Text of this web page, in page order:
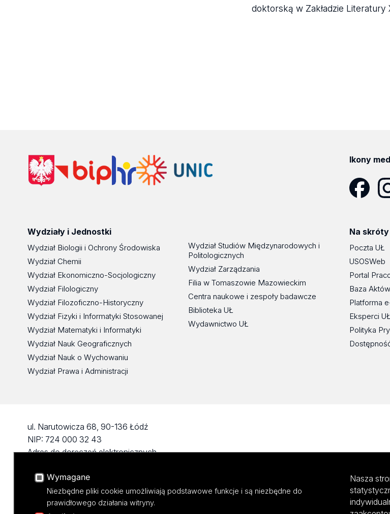
doktorską w Zakładzie Literatury
Ikony
Wydziały i Jednostki
Wydział Biologii i Ochrony Środowiska
Wydział Chemii
Wydział Ekonomiczno-Socjologiczny
Wydział Filologiczny
Wydział Filozoficzno-Historyczny
Wydział Fizyki i Informatyki Stosowanej
Wydział Matematyki i Informatyki
Wydział Nauk Geograficznych
Wydział Nauk o Wychowaniu
Wydział Prawa i Administracji
Wydział Studiów Międzynarodowych i
Politologicznych
Wydział Zarządzania
Filia w Tomaszowie Mazowieckim
Centra naukowe i zespoły badawcze
Biblioteka UŁ
Wydawnictwo UŁ
Na skróty
Poczta UŁ
USOSWeb
Portal
Baza
Platforma
Eksperci UŁ
Polityka
ul. Narutowicza 68, 90-136 Łódź
NIP: 724 000 32 43
Adres do doręczeń elektronicznych
KONTAKT
Wymagane
Niezbędne pliki cookie umożliwiają podstawowe funkcje i są niezbędne do
prawidłowego działania witryny.
Nasza